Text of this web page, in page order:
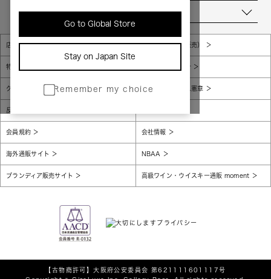
Go to Global Store
Stay on Japan Site
Remember my choice
当店について
店舗一覧 販売規約（店頭販売）
特定商取引法に基づく表示 個人情報保護方針
グローバルプライバシーポリシー コンプライアンス憲章
反社会的勢力に対する基本方針
会員規約 会社情報
海外通販サイト NBAA
ブランディア販売サイト 高級ワイン・ウイスキー通販 moment
【古物商許可】大阪府公安委員会 第621111601117号